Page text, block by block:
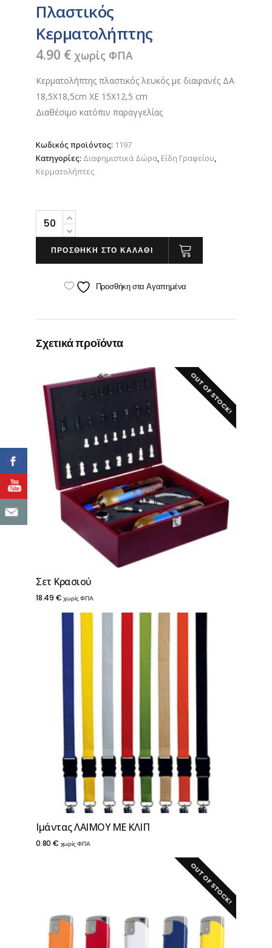
Πλαστικός
Κερματολήπτης
4.90 € χωρίς ΦΠΑ
Κερματολήπτης πλαστικός λευκός με διαφανές ΔΑ
18,5Χ18,5cm XE 15Χ12,5 cm
Διαθέσιμο κατόπιν παραγγελίας
Κωδικός προϊόντος: 1197
Κατηγορίες: Διαφημιστικά Δώρα, Είδη Γραφείου,
Κερματολήπτες
Πλαστικός
Κερματολήπτης
quantity
ΠΡΟΣΘΗΚΗ ΣΤΟ ΚΑΛΑΘΙ
Προσθήκη στα Αγαπημένα
Σχετικά προϊόντα
OUT OF STOCK!
Σετ Κρασιού
18.49 € χωρίς ΦΠΑ
Ιμάντας ΛΑΙΜΟΥ ΜΕ ΚΛΙΠ
0.80 € χωρίς ΦΠΑ
OUT OF STOCK!